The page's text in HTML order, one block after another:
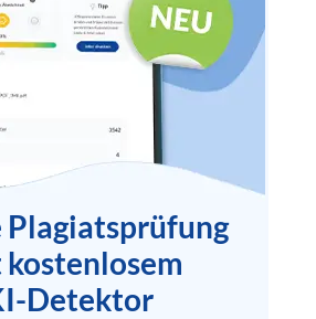
Plagiatsprüfung
Detektor